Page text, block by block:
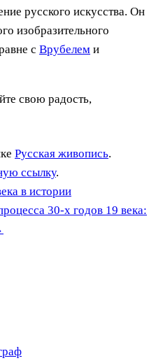
русского искусства. Он
изобразительного
с Врубелем и
свою радость,
Русская живопись.
ссылку.
в истории
30-х годов 19 века: